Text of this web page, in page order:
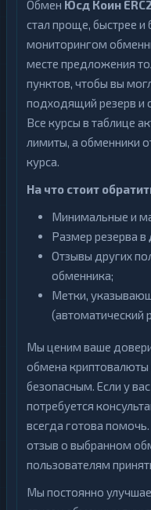
Обмен Юсд Коин
стал проще, быстрее и
мониторингом
месте предложения
пунктов, чтобы вы
подходящий резерв и
Все курсы в таблице
лимиты, а обменники
курса.
На что стоит
Минимальные и
Размер резерва в
Отзывы других
обменника;
Метки,
(автоматический
Мы ценим ваше
обмена
безопасным. Если у
потребуется
всегда готова
отзыв о выбранном
пользователям
Мы постоянно